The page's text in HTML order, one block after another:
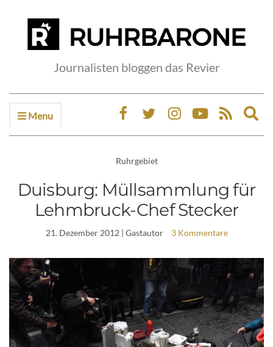
Journalisten bloggen das Revier
Menu
Ruhrgebiet
Duisburg: Müllsammlung für
Lehmbruck-Chef Stecker
21. Dezember 2012| Gastautor 3 Kommentare